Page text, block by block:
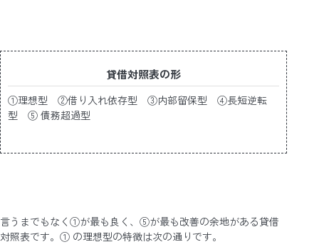
貸借対照表の形
①理想型 ②借り入れ依存型 ③内部留保型 ④長短逆転
型 ⑤ 債務超過型
言うまでもなく①が最も良く、⑤が最も改善の余地がある貸借
対照表です。① の理想型の特徴は次の通りです。